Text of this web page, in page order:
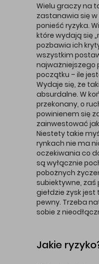
Wielu graczy na
zastanawia się w
ponieść ryzyka.
które wydają się
pozbawia ich
wszystkim
najważniejszego
początku – ile
Wydaje się, że
absurdalne. W
przekonany, o
powinienem się
zainwestować
Niestety takie
rynkach nie ma
oczekiwania co
są wyłącznie
pobożnych
subiektywne, zaś
giełdzie zysk
pewny. Trzeba
sobie z
Jakie